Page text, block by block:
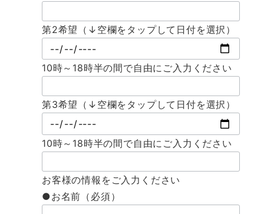
第2希望（↓空欄をタップして日付を選択）
10時～18時半の間で自由にご入力ください
第3希望（↓空欄をタップして日付を選択）
10時～18時半の間で自由にご入力ください
お客様の情報をご入力ください
●お名前（必須）